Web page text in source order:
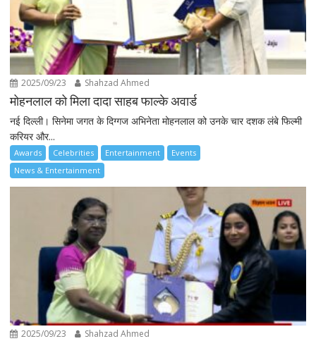
2025/09/23 Shahzad Ahmed
मोहनलाल को मिला दादा साहब फाल्के अवार्ड
नई दिल्ली। सिनेमा जगत के दिग्गज अभिनेता मोहनलाल को उनके चार दशक लंबे फिल्मी
करियर और...
Awards Celebrities Entertainment
Events
News & Entertainment
2025/09/23 Shahzad Ahmed